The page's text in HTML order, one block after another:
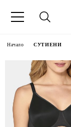
Начало СУТИЕНИ